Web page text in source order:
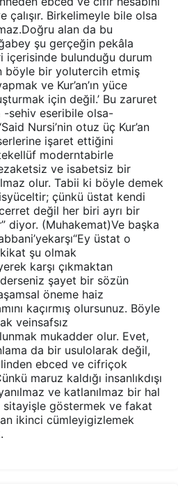
çalışır. Birkelimeyle bile olsa
alan da bu
şu gerçeğin pekâla
içerisinde bulunduğu durum
böyle bir yolutercih etmiş
ve Kur’an’ın yüce
için değil.’ Bu zaruret
-sehiv eseribile olsa-
Nursi’nin otuz üç Kur’an
işaret ettiğini
moderntabirle
ve isabetsiz bir
olur. Tabii ki böyle demek
çünkü üstat kendi
değil her biri ayrı bir
diyor. (Muhakemat)Ve başka
üstat o
şu olmak
karşı çıkmaktan
şayet bir sözün
öneme haiz
kaçırmış olursunuz. Böyle
veinsafsız
mukadder olur. Evet,
da bir usulolarak değil,
ebced ve cifriçok
maruz kaldığı insanlıkdışı
ve katlanılmaz bir hal
sitayişle göstermek ve fakat
ikinci cümleyigizlemek